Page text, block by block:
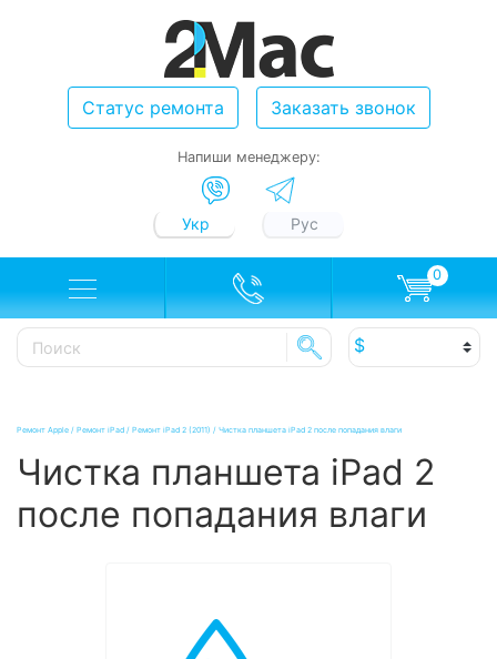
Статус ремонта Заказать звонок
Напиши менеджеру:
Укр Рус
0
Ремонт Apple / Ремонт iPad / Ремонт iPad 2 (2011) / Чистка планшета iPad 2 после попадания влаги
Чистка планшета iPad 2
после попадания влаги